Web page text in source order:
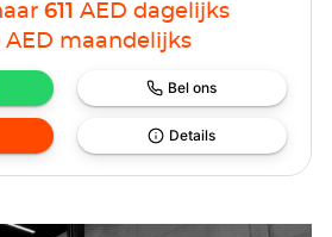
611 AED dagelijks
AED maandelijks
Bel ons
Details